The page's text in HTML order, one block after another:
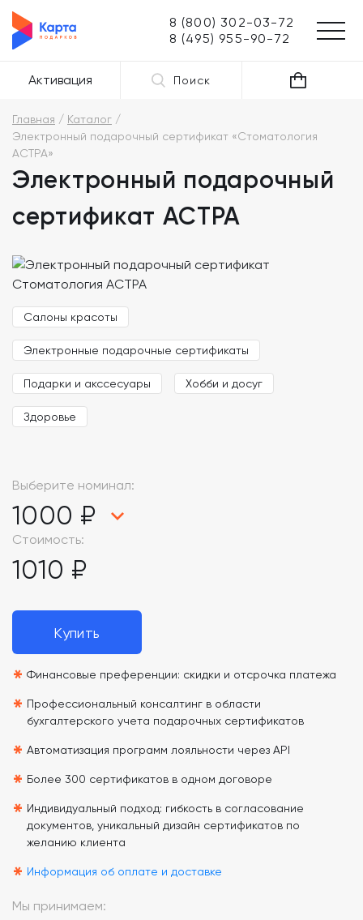
8 (800) 302-03-72
8 (495) 955-90-72
Активация Поиск
Главная
Каталог
Электронный подарочный сертификат «Стоматология
АСТРА»
Электронный подарочный
сертификат АСТРА
Салоны красоты
Электронные подарочные сертификаты
Подарки и акссесуары Хобби и досуг
Здоровье
Выберите номинал:
1000 ₽
Стоимость:
1010 ₽
Купить
* Финансовые преференции: скидки и отсрочка платежа
* Профессиональный консалтинг в области
бухгалтерского учета подарочных сертификатов
* Автоматизация программ лояльности через API
* Более 300 сертификатов в одном договоре
* Индивидуальный подход: гибкость в согласование
документов, уникальный дизайн сертификатов по
желанию клиента
* Информация об оплате и доставке
Мы принимаем: